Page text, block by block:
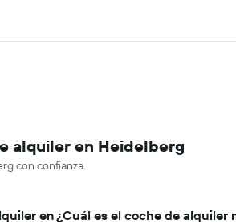
alquiler en Heidelberg
con confianza.
en¿Cuál es el coche de alquiler